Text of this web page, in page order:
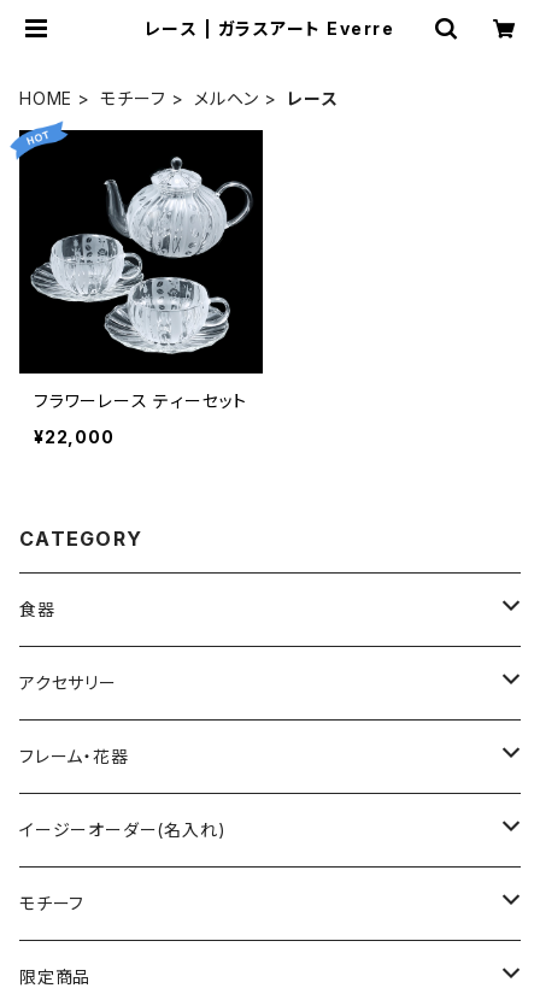
レース | ガラスアート Everre
HOME モチーフ メルヘン レース
フラワーレース ティーセット
¥22,000
CATEGORY
食器
グラス
ワイングラス
シャンパングラス
ティーセット
アクセサリー
ペンダント
小物入れ
ハートボックス
フレーム・花器
フォトフレーム
イージーオーダー(名入れ)
イニシャル入
すみれ花文字
ネーム入
モチーフ
フラワー
限定商品